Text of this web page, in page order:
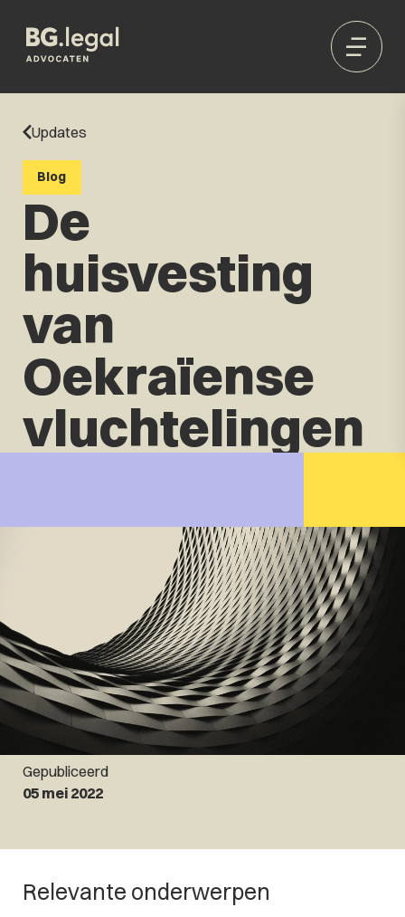
Updates
Blog
De
huisvesting
van
Oekraïense
vluchtelingen
Gepubliceerd
05 mei 2022
Relevante onderwerpen